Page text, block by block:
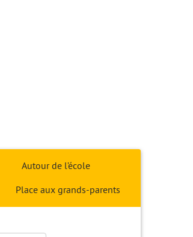
Autour de l’école
Place aux grands-parents